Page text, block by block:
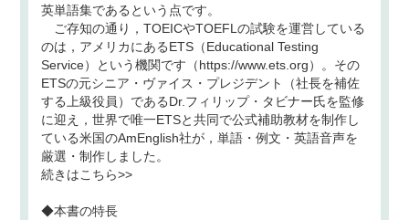
英単語集であるという点です。
ご存知の通り，TOEICやTOEFLの試験を運営している
のは，アメリカにあるETS（Educational Testing
Service）という機関です（https://www.ets.org）。その
ETSの元シニア・ヴァイス・プレジデント（社長を補佐
する上級役員）であるDr.フィリップ・タビナー氏を監修
に迎え，世界で唯一ETSと共同で公式補助教材を制作し
ている米国のAmEnglish社が，単語・例文・英語音声を
厳選・制作しました。
続きはこちら>>
◆本書の特長